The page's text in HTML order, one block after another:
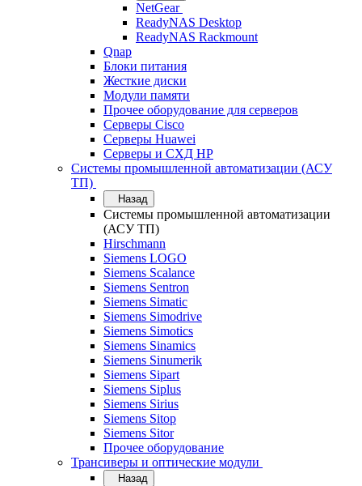
NetGear
ReadyNAS Desktop
ReadyNAS Rackmount
Qnap
Блоки питания
Жесткие диски
Модули памяти
Прочее оборудование для серверов
Серверы Cisco
Серверы Huawei
Серверы и СХД HP
Системы промышленной автоматизации (АСУ
ТП)
Назад
Системы промышленной автоматизации
(АСУ ТП)
Hirschmann
Siemens LOGO
Siemens Scalance
Siemens Sentron
Siemens Simatic
Siemens Simodrive
Siemens Simotics
Siemens Sinamics
Siemens Sinumerik
Siemens Sipart
Siemens Siplus
Siemens Sirius
Siemens Sitop
Siemens Sitor
Прочее оборудование
Трансиверы и оптические модули
Назад